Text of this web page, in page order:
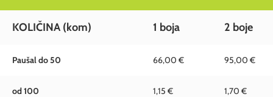
KOLIČINA (kom) 1 boja 2 boje
Paušal do 50 66,00 € 95,00 €
od 100 1,15 € 1,70 €